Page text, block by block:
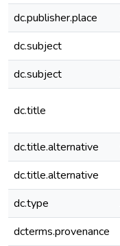
dc.publisher.place
dc.subject
dc.subject
dc.title
dc.title.alternative
dc.title.alternative
dc.type
dcterms.provenance